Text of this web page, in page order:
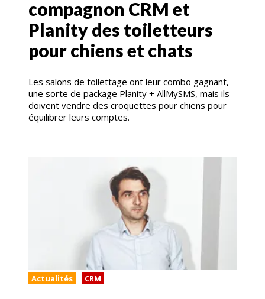
compagnon CRM et
Planity des toiletteurs
pour chiens et chats
Les salons de toilettage ont leur combo gagnant,
une sorte de package Planity + AllMySMS, mais ils
doivent vendre des croquettes pour chiens pour
équilibrer leurs comptes.
Actualités CRM